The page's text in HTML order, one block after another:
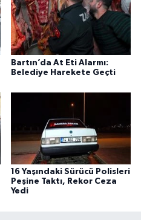
Bartın’da At Eti Alarmı:
Belediye Harekete Geçti
16 Yaşındaki Sürücü Polisleri
Peşine Taktı, Rekor Ceza
Yedi